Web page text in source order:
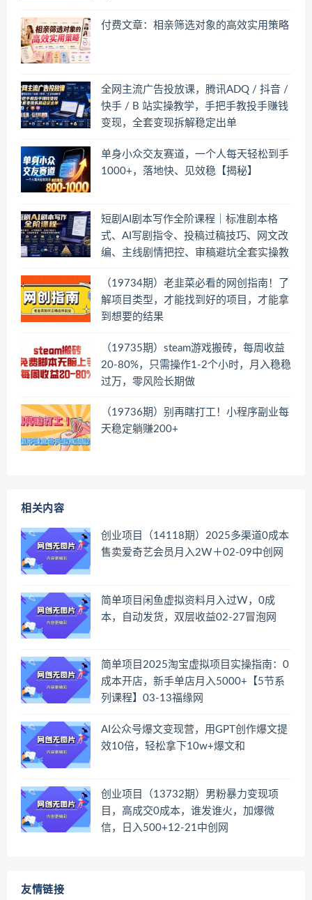
付费文章：相亲筛选对象的高效实用策略
全网主流广告投放课，腾讯ADQ / 抖音 /
快手 / B 站实操教学，手把手教投手赚钱
变现，全套变现拆解稳定出单
单身小众交友赛道，一个人每天轻松到手
1000+，落地快、见效稳【揭秘】
短剧AI剧本写作全阶课程｜标准剧本格
式、AI写剧指令、投稿过稿技巧、网文改
编、主线剧情把控、审稿避坑全套实操教
（19734期）老韭菜必看的网创指南！了
解项目类型，才能找到好的项目，才能拿
到想要的结果
（19735期）steam游戏搬砖，每周收益
20-80%，只需操作1-2个小时，月入稳稳
过万，零风险长期做
（19736期）别再瞎打工！小程序副业每
天稳定躺赚200+
相关内容
创业项目（14118期）2025多渠道0成本
售卖爱奇艺会员月入2W＋02-09中创网
简单项目闲鱼虚拟资料月入过W，0成
本，自动发货，双层收益02-27冒泡网
简单项目2025淘宝虚拟项目实操指南：0
成本开店，新手单店月入5000+【5节系
列课程】03-13福缘网
AI公众号爆文变现营，用GPT创作爆文提
效10倍，轻松拿下10w+爆文和
创业项目（13732期）男粉暴力变现项
目，高成交0成本，谁发谁火，加爆微
信，日入500+12-21中创网
友情链接